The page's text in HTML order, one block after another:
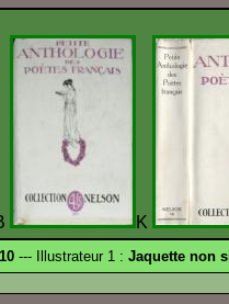
K
--- Illustrateur 1 : Jaquette non